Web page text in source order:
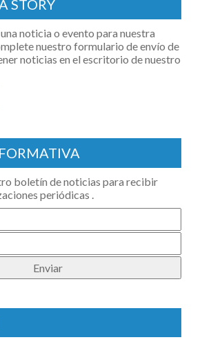
STORY
noticia o evento para nuestra
nuestro formulario de envío de
noticias en el escritorio de nuestro
boletín de noticias para recibir
periódicas .